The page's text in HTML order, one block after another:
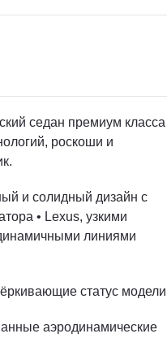
седан премиум класса
роскоши и
и солидный дизайн с
• Lexus, узкими
линиями
статус модели
аэродинамические